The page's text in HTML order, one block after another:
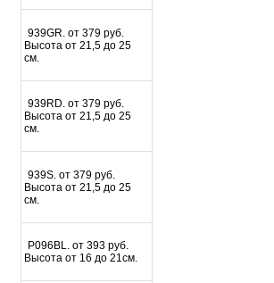
939GR. от 379 руб.
Высота от 21,5 до 25
см.
939RD. от 379 руб.
Высота от 21,5 до 25
см.
939S. от 379 руб.
Высота от 21,5 до 25
см.
P096BL. от 393 руб.
Высота от 16 до 21см.